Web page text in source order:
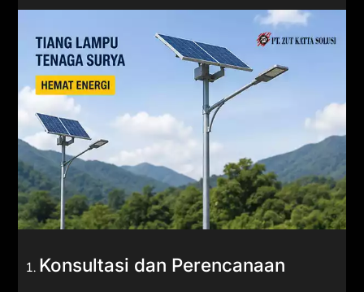
Konsultasi dan Perencanaan